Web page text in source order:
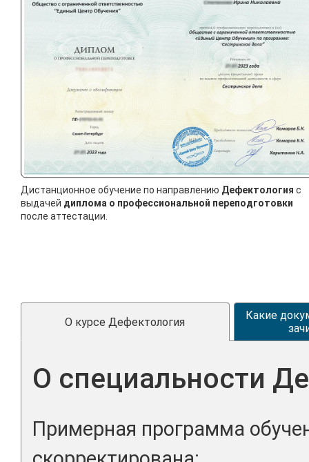
Дистанционное обучение по направлению Дефектология с
выдачей диплома о профессиональной переподготовки
после аттестации.
О курсе Дефектология
Какие
О специальности
Примерная программа